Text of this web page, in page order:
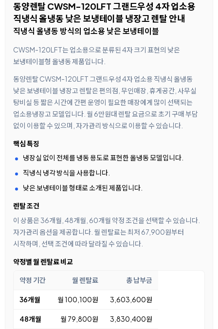
동양렌탈 CWSM-120LFT 그랜드우성 4자 업소용
직냉식 올냉동 낮은 보냉테이블 냉장고 렌탈 안내
직냉식 올냉동 방식의 업소용 낮은 보냉테이블
CWSM-120LFT는 업소용으로 분류된 4자 크기 표현의 낮은
보냉테이블형 올냉동 제품입니다.
동양렌탈 CWSM-120LFT 그랜드우성 4자 업소용 직냉식 올냉동
낮은 보냉테이블 냉장고 렌탈은 편의점, 무인매장, 휴게공간, 사무실
탕비실 등 짧은 시간에 간편 운영이 필요한 매장에게 많이 선택되는
업소용냉장고 모델입니다. 월 6만원대 렌탈 요금으로 초기 구매 부담
없이 이용할 수 있으며, 자가관리 방식으로 이용할 수 있습니다.
핵심 특징
냉장실 없이 전체를 냉동 용도로 표현한 올냉동 모델입니다.
직냉식 냉각 방식을 사용합니다.
낮은 보냉테이블 형태로 소개된 제품입니다.
렌탈 조건
이 상품은 36개월, 48개월, 60개월 약정 조건을 선택할 수 있습니다.
자가관리 옵션을 제공합니다. 월 렌탈료는 최저 67,900원부터
시작하며, 선택 조건에 따라 달라질 수 있습니다.
약정별 월 렌탈료 비교
약정 기간 월 렌탈료 총 납부금
36개월 월 100,100원 3,603,600원
48개월 월 79,800원 3,830,400원